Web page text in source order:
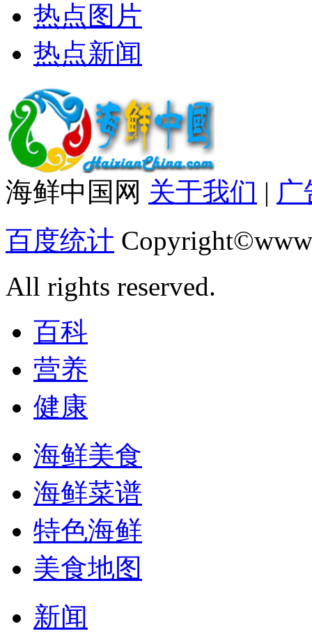
热点图片
热点新闻
海鲜中国网 关于我们 | 广
百度统计
All rights reserved.
百科
营养
健康
海鲜美食
海鲜菜谱
特色海鲜
美食地图
新闻